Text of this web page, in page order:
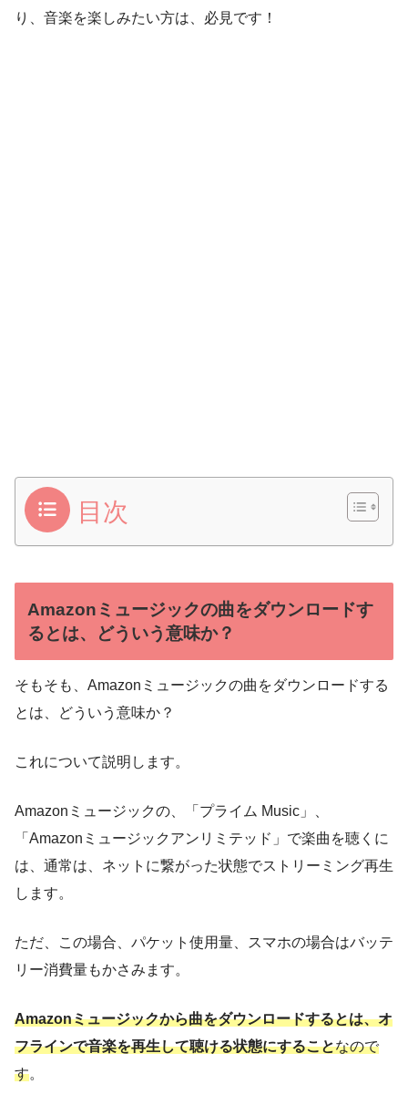
り、音楽を楽しみたい方は、必見です！
目次
Amazonミュージックの曲をダウンロードす
るとは、どういう意味か？
そもそも、Amazonミュージックの曲をダウンロードする
とは、どういう意味か？
これについて説明します。
Amazonミュージックの、「プライム Music」、
「Amazonミュージックアンリミテッド」で楽曲を聴くに
は、通常は、ネットに繋がった状態でストリーミング再生
します。
ただ、この場合、パケット使用量、スマホの場合はバッテ
リー消費量もかさみます。
Amazonミュージックから曲をダウンロードするとは、オ
フラインで音楽を再生して聴ける状態にすることなので
す。